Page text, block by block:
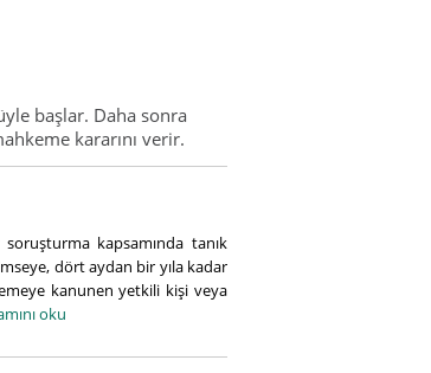
başlar. Daha sonra
kararını verir.
kapsamında tanık
dört aydan bir yıla kadar
kanunen yetkili kişi veya
oku